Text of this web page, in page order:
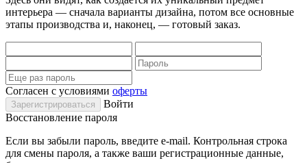
интерьера — сначала варианты дизайна, потом все основные
этапы производства и, наконец, — готовый заказ.
Согласен с условиями оферты
Войти
Восстановление пароля
Если вы забыли пароль, введите e-mail. Контрольная строка
для смены пароля, а также ваши регистрационные данные,